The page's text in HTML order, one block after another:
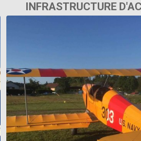
INFRASTRUCTURE